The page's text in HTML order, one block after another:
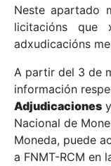
Mostrar/Ocultar
Mostrar/Ocultar
Mostrar/Ocultar
Neste apartado
licitacións que
adxudicacións
A partir del 3 de
información
Adjudicaciones
Nacional de
Moneda, puede
a FNMT-RCM en